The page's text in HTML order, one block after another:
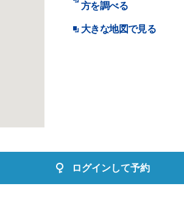
方を調べる
大きな地図で見る
ログインして予約